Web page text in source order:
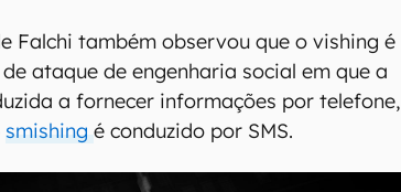
Falchi também observou que o vishing é
ataque de engenharia social em que a
a fornecer informações por telefone,
smishingé conduzido por SMS.